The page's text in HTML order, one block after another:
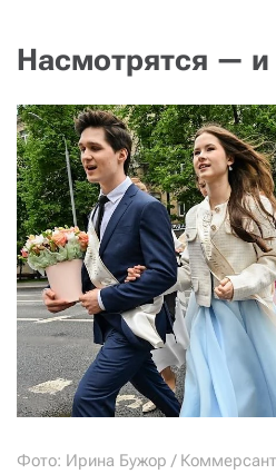
Насмотрятся — и
Фото: Ирина Бужор /